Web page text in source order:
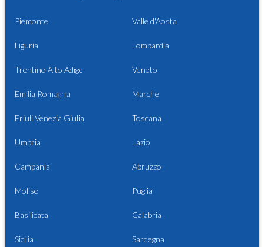
Piemonte Valle d'Aosta
Liguria Lombardia
Trentino Alto Adige Veneto
Emilia Romagna Marche
Friuli Venezia Giulia Toscana
Umbria Lazio
Campania Abruzzo
Molise Puglia
Basilicata Calabria
Sicilia Sardegna